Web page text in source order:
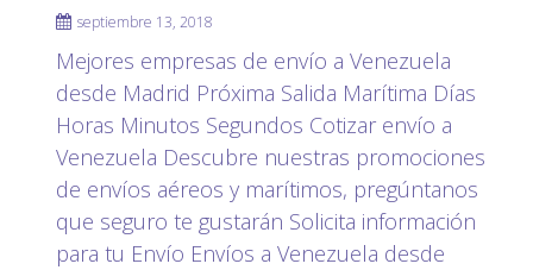
septiembre 13, 2018
Mejores empresas de envío a Venezuela
desde Madrid Próxima Salida Marítima Días
Horas Minutos Segundos Cotizar envío a
Venezuela Descubre nuestras promociones
de envíos aéreos y marítimos, pregúntanos
que seguro te gustarán Solicita información
para tu Envío Envíos a Venezuela desde